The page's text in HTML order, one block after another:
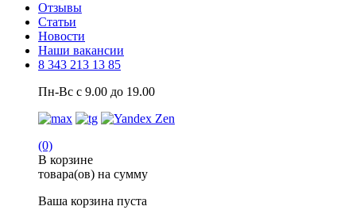
Отзывы
Статьи
Новости
Наши вакансии
8 343 213 13 85
Пн-Вс с 9.00 до 19.00
(0)
В корзине
товара(ов) на сумму
Ваша корзина пуста